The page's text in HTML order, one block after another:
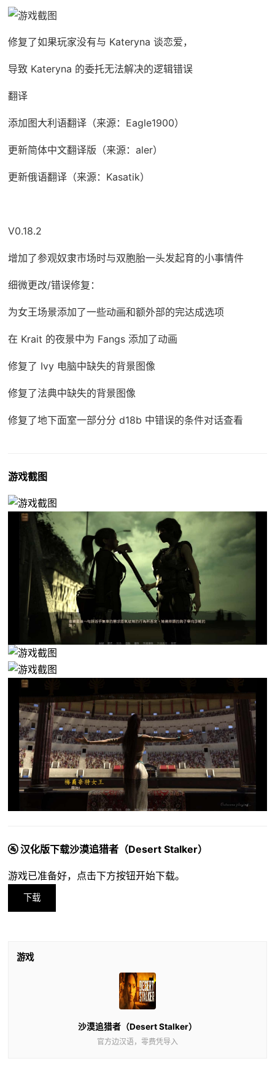
修复了如果玩家没有与 Kateryna 谈恋爱，
导致 Kateryna 的委托无法解决的逻辑错误
翻译
添加图大利语翻译（来源：Eagle1900）
更新简体中文翻译版（来源：aler）
更新俄语翻译（来源：Kasatik）
V0.18.2
增加了参观奴隶市场时与双胞胎一头发起育的小事情件
细微更改/错误修复：
为女王场景添加了一些动画和额外部的完达成选项
在 Krait 的夜景中为 Fangs 添加了动画
修复了 Ivy 电脑中缺失的背景图像
修复了法典中缺失的背景图像
修复了地下面室一部分分 d18b 中错误的条件对话查看
游戏截图
🚰 汉化版下载沙漠追猎者（Desert Stalker）
游戏已准备好，点击下方按钮开始下载。
下载
游戏
沙漠追猎者（Desert Stalker）
官方边汉语，零费凭导入